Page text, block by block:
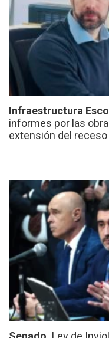
Infraestructura
informes por las
extensión del receso